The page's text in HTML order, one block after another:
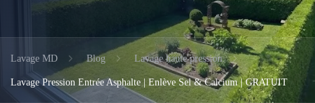
Lavage MD Blog Lavage haute pression
Lavage Pression Entrée Asphalte | Enlève Sel & Calcium | GRATUIT